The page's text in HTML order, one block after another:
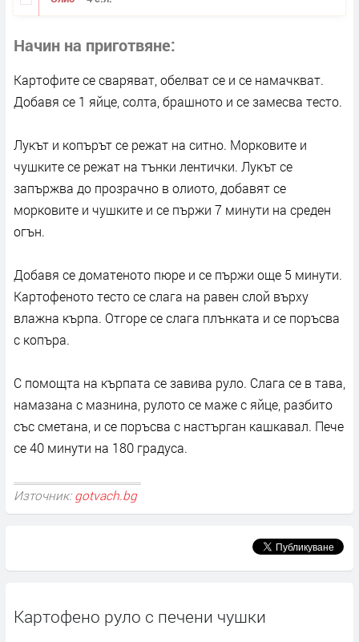
Начин на приготвяне
Картофите се сваряват, обелват се и се намачкват.
Добавя се 1 яйце, солта, брашното и се замесва тесто.
Лукът и копърът се режат на ситно. Морковите и
чушките се режат на тънки лентички. Лукът се
запържва до прозрачно в олиото, добавят се
морковите и чушките и се пържи 7 минути на среден
огън.
Добавя се доматеното пюре и се пържи още 5 минути.
Картофеното тесто се слага на равен слой върху
влажна кърпа. Отгоре се слага плънката и се поръсва
с копъра.
С помощта на кърпата се завива руло. Слага се в тава,
намазана с мазнина, рулото се маже с яйце, разбито
със сметана, и се поръсва с настърган кашкавал. Пече
се 40 минути на 180 градуса.
Източник: gotvach.bg
Картофено руло с печени чушки